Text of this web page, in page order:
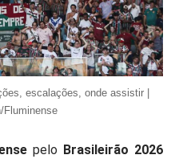
escalações, onde assistir |
Fluminense
pelo Brasileirão 2026